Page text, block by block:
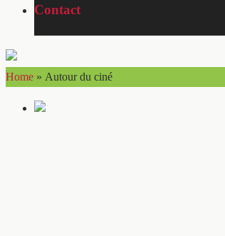
Contact
Home » Autour du ciné